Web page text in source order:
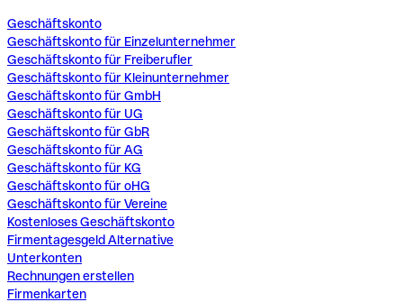
Geschäftskonto
Geschäftskonto für Einzelunternehmer
Geschäftskonto für Freiberufler
Geschäftskonto für Kleinunternehmer
Geschäftskonto für GmbH
Geschäftskonto für UG
Geschäftskonto für GbR
Geschäftskonto für AG
Geschäftskonto für KG
Geschäftskonto für oHG
Geschäftskonto für Vereine
Kostenloses Geschäftskonto
Firmentagesgeld Alternative
Unterkonten
Rechnungen erstellen
Firmenkarten